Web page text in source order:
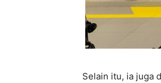
Selain itu, ia juga